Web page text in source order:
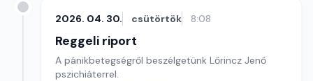
2026. 04. 30. csütörtök 8:08
Reggeli riport
A pánikbetegségről beszélgetünk Lőrincz Jenő
pszichiáterrel.